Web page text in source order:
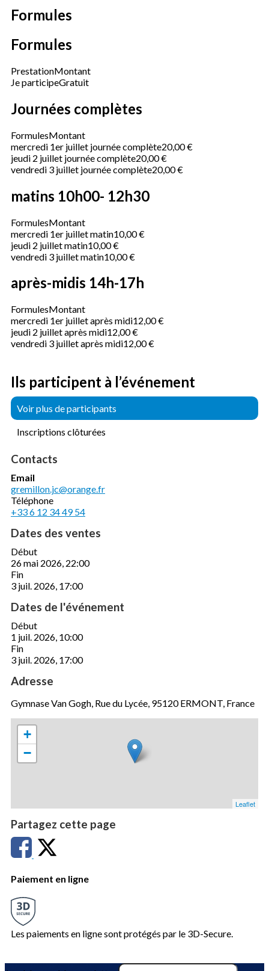
Formules
Formules
PrestationMontant
Je participeGratuit
Journées complètes
FormulesMontant
mercredi 1er juillet journée complète20,00 €
jeudi 2 juillet journée complète20,00 €
vendredi 3 juillet journée complète20,00 €
matins 10h00- 12h30
FormulesMontant
mercredi 1er juillet matin10,00 €
jeudi 2 juillet matin10,00 €
vendredi 3 juillet matin10,00 €
après-midis 14h-17h
FormulesMontant
mercredi 1er juillet après midi12,00 €
jeudi 2 juillet après midi12,00 €
vendredi 3 juillet après midi12,00 €
Ils participent à l’événement
Voir plus de participants
Inscriptions clôturées
Contacts
Email
gremillon.jc@orange.fr
Téléphone
+33 6 12 34 49 54
Dates des ventes
Début
26 mai 2026, 22:00
Fin
3 juil. 2026, 17:00
Dates de l'événement
Début
1 juil. 2026, 10:00
Fin
3 juil. 2026, 17:00
Adresse
Gymnase Van Gogh, Rue du Lycée, 95120 ERMONT, France
+
−
Leaflet
Partagez cette page
Paiement en ligne
Les paiements en ligne sont protégés par le 3D-Secure.